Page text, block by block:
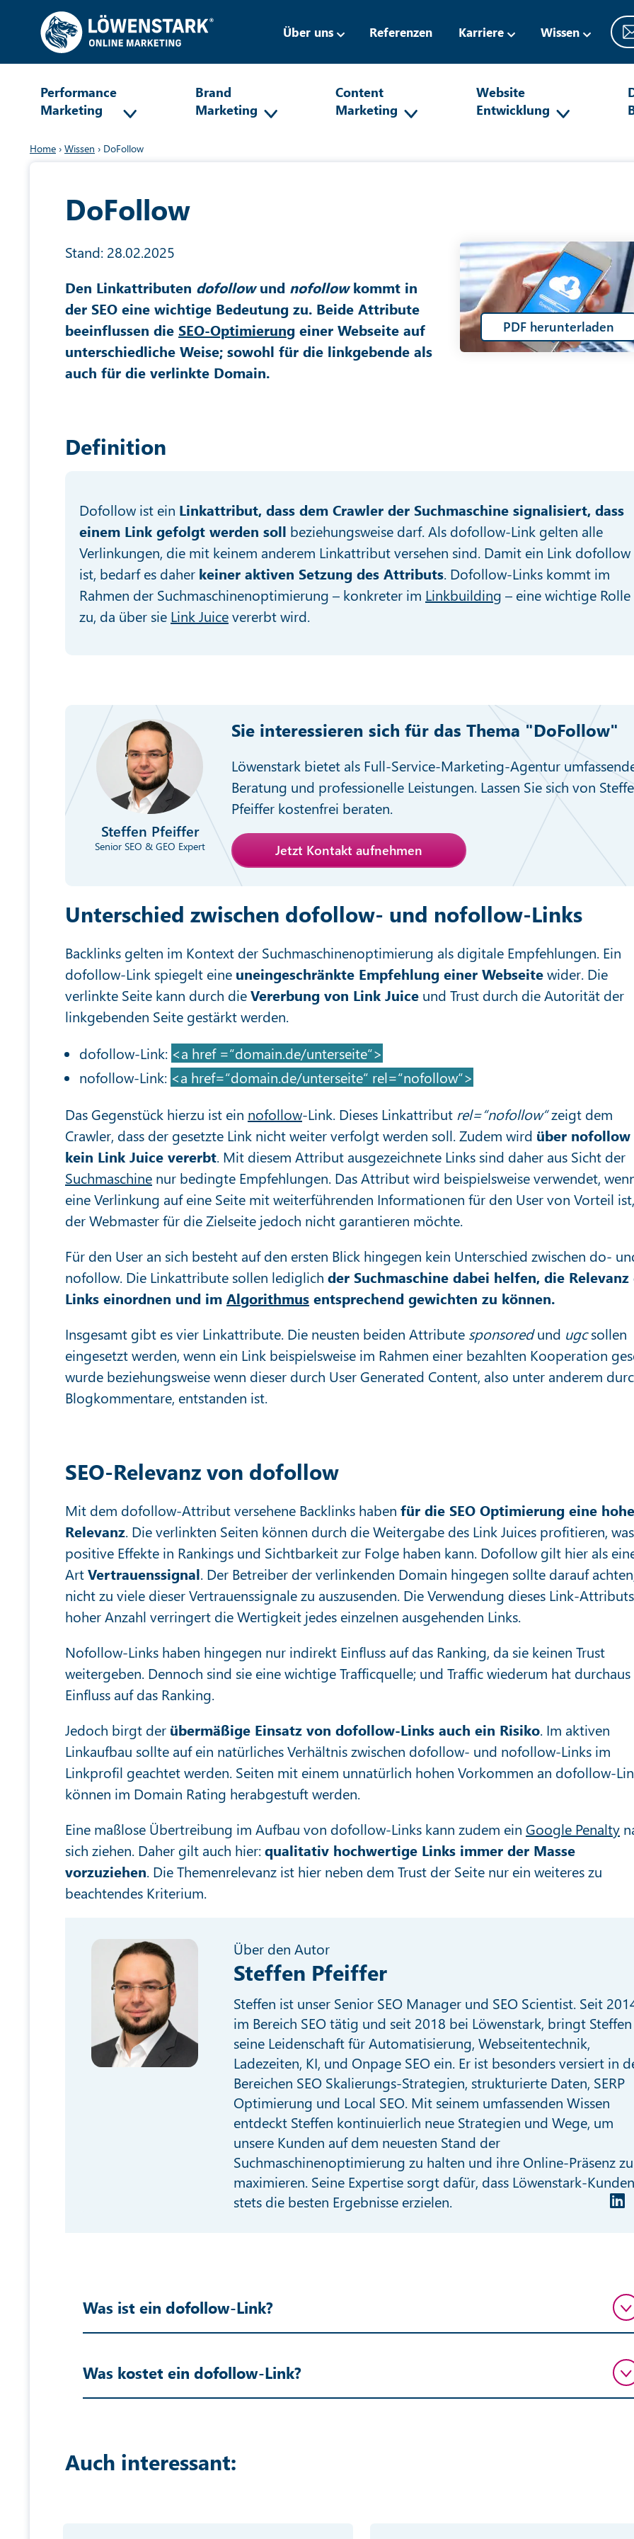
Über uns Referenzen Karriere Wissen
Performance
Marketing
Brand
Marketing
Content
Marketing
Website
Entwicklung
Home › Wissen › DoFollow
DoFollow
PDF herunterladen
Stand: 28.02.2025
Den Linkattributen dofollowund nofollowkommt in
der SEO eine wichtige Bedeutung zu. Beide Attribute
beeinflussen die SEO-Optimierung einer Webseite auf
unterschiedliche Weise; sowohl für die linkgebende als
auch für die verlinkte Domain.
Definition
Dofollow ist ein Linkattribut, dass dem Crawler der Suchmaschine signalisiert, dass
einem Link gefolgt werden soll beziehungsweise darf. Als dofollow-Link gelten alle
Verlinkungen, die mit keinem anderem Linkattribut versehen sind. Damit ein Link dofollow
ist, bedarf es daher keiner aktiven Setzung des Attributs. Dofollow-Links kommt im
Rahmen der Suchmaschinenoptimierung – konkreter im Linkbuilding – eine wichtige Rolle
zu, da über sie Link Juicevererbt wird.
Steffen Pfeiffer
Senior SEO & GEO Expert
Sie interessieren sich für das Thema "DoFollow"
Löwenstark bietet als Full-Service-Marketing-Agentur
Beratung und professionelle Leistungen. Lassen Sie sich von
Pfeiffer kostenfrei beraten.
Jetzt Kontakt aufnehmen
Unterschied zwischen dofollow- und nofollow-Links
Backlinks gelten im Kontext der Suchmaschinenoptimierung als digitale Empfehlungen. Ein
dofollow-Link spiegelt eine uneingeschränkte Empfehlung einer Webseitewider. Die
verlinkte Seite kann durch dieVererbung von Link Juice und Trust durch die Autorität der
linkgebenden Seite gestärkt werden.
dofollow-Link: <a href =“domain.de/unterseite“>
nofollow-Link: <a href=“domain.de/unterseite“ rel=“nofollow“>
Das Gegenstück hierzu ist ein nofollow-Link. Dieses Linkattribut rel=“nofollow“zeigt dem
Crawler, dass der gesetzte Link nicht weiter verfolgt werden soll. Zudem wird über nofollow
kein Link Juice vererbt. Mit diesem Attribut ausgezeichnete Links sind daher aus Sicht der
Suchmaschine nur bedingte Empfehlungen. Das Attribut wird beispielsweise verwendet,
eine Verlinkung auf eine Seite mit weiterführenden Informationen für den User von Vorteil ist,
der Webmaster für die Zielseite jedoch nicht garantieren möchte.
Für den User an sich besteht auf den ersten Blick hingegen kein Unterschied zwischen do-
nofollow. Die Linkattribute sollen lediglich der Suchmaschine dabei helfen, die Relevanz
Links einordnen und im Algorithmus entsprechend gewichten zu können.
Insgesamt gibt es vier Linkattribute. Die neusten beiden Attribute sponsoredund ugcsollen
eingesetzt werden, wenn ein Link beispielsweise im Rahmen einer bezahlten Kooperation
wurde beziehungsweise wenn dieser durch User Generated Content, also unter anderem
Blogkommentare, entstanden ist.
SEO-Relevanz von dofollow
Mit dem dofollow-Attribut versehene Backlinks haben für die SEO Optimierung eine hohe
Relevanz. Die verlinkten Seiten können durch die Weitergabe des Link Juices profitieren, was
positive Effekte in Rankings und Sichtbarkeit zur Folge haben kann. Dofollow gilt hier als
ArtVertrauenssignal. Der Betreiber der verlinkenden Domain hingegen sollte darauf
nicht zu viele dieser Vertrauenssignale zu auszusenden. Die Verwendung dieses Link-
hoher Anzahl verringert die Wertigkeit jedes einzelnen ausgehenden Links.
Nofollow-Links haben hingegen nur indirekt Einfluss auf das Ranking, da sie keinen Trust
weitergeben. Dennoch sind sie eine wichtige Trafficquelle; und Traffic wiederum hat durchaus
Einfluss auf das Ranking.
Jedoch birgt der übermäßige Einsatz von dofollow-Links auch ein Risiko. Im aktiven
Linkaufbau sollte auf ein natürliches Verhältnis zwischen dofollow- und nofollow-Links im
Linkprofil geachtet werden. Seiten mit einem unnatürlich hohen Vorkommen an dofollow-
können im Domain Rating herabgestuft werden.
Eine maßlose Übertreibung im Aufbau von dofollow-Links kann zudem ein Google Penalty
sich ziehen. Daher gilt auch hier:qualitativ hochwertige Links immer der Masse
vorzuziehen. Die Themenrelevanz ist hier neben dem Trust der Seite nur ein weiteres zu
beachtendes Kriterium.
Über den Autor
Steffen Pfeiffer
Steffen ist unser Senior SEO Manager und SEO Scientist. Seit
im Bereich SEO tätig und seit 2018 bei Löwenstark, bringt Steffen
seine Leidenschaft für Automatisierung, Webseitentechnik,
Ladezeiten, KI, und Onpage SEO ein. Er ist besonders versiert in
Bereichen SEO Skalierungs-Strategien, strukturierte Daten, SERP
Optimierung und Local SEO. Mit seinem umfassenden Wissen
entdeckt Steffen kontinuierlich neue Strategien und Wege, um
unsere Kunden auf dem neuesten Stand der
Suchmaschinenoptimierung zu halten und ihre Online-Präsenz zu
maximieren. Seine Expertise sorgt dafür, dass Löwenstark-Kunden
stets die besten Ergebnisse erzielen.
Was ist ein dofollow-Link?
Was kostet ein dofollow-Link?
Auch interessant: